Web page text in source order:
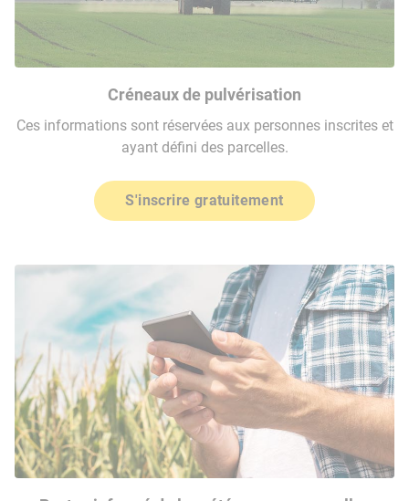
Créneaux de pulvérisation
Ces informations sont réservées aux personnes inscrites et
ayant défini des parcelles.
S'inscrire gratuitement